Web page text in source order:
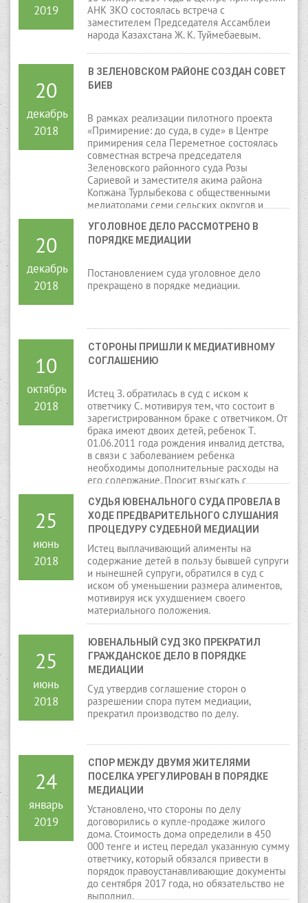
2019
АНК ЗКО состоялась встреча с
заместителем Председателя Ассамблеи
народа Казахстана Ж. К. Туймебаевым.
20
декабрь
2018
В ЗЕЛЕНОВСКОМ РАЙОНЕ СОЗДАН СОВЕТ
БИЕВ
В рамках реализации пилотного проекта
«Примирение: до суда, в суде» в Центре
примирения села Переметное состоялась
совместная встреча председателя
Зеленовского районного суда Розы
Сариевой и заместителя акима района
Копжана Турлыбекова с общественными
медиаторами семи сельских округов и
20
декабрь
2018
УГОЛОВНОЕ ДЕЛО РАССМОТРЕНО В
ПОРЯДКЕ МЕДИАЦИИ
Постановлением суда уголовное дело
прекращено в порядке медиации.
10
октябрь
2018
СТОРОНЫ ПРИШЛИ К МЕДИАТИВНОМУ
СОГЛАШЕНИЮ
Истец З. обратилась в суд с иском к
ответчику С. мотивируя тем, что состоит в
зарегистрированном браке с ответчиком. От
брака имеют двоих детей, ребенок Т.
01.06.2011 года рождения инвалид детства,
в связи с заболеванием ребенка
необходимы дополнительные расходы на
его содержание. Просит взыскать с
размере 20 месячных расчетных
показателей.
25
июнь
2018
СУДЬЯ ЮВЕНАЛЬНОГО СУДА ПРОВЕЛА В
ХОДЕ ПРЕДВАРИТЕЛЬНОГО СЛУШАНИЯ
ПРОЦЕДУРУ СУДЕБНОЙ МЕДИАЦИИ
Истец выплачивающий алименты на
содержание детей в пользу бывшей супруги
и нынешней супруги, обратился в суд с
иском об уменьшении размера алиментов,
мотивируя иск ухудшением своего
материального положения.
25
июнь
2018
ЮВЕНАЛЬНЫЙ СУД ЗКО ПРЕКРАТИЛ
ГРАЖДАНСКОЕ ДЕЛО В ПОРЯДКЕ
МЕДИАЦИИ
Суд утвердив соглашение сторон о
разрешении спора путем медиации,
прекратил производство по делу.
24
январь
2019
СПОР МЕЖДУ ДВУМЯ ЖИТЕЛЯМИ
ПОСЕЛКА УРЕГУЛИРОВАН В ПОРЯДКЕ
МЕДИАЦИИ
Установлено, что стороны по делу
договорились о купле-продаже жилого
дома. Стоимость дома определили в 450
000 тенге и истец передал указанную сумму
ответчику, который обязался привести в
порядок правоустанавливающие документы
до сентября 2017 года, но обязательство не
выполнил.